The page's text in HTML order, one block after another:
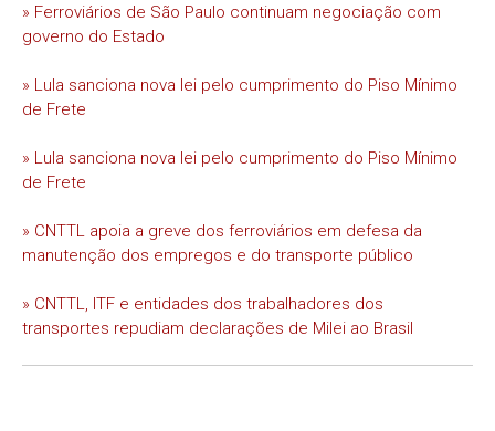
» Ferroviários de São Paulo continuam negociação com
governo do Estado
» Lula sanciona nova lei pelo cumprimento do Piso Mínimo
de Frete
» Lula sanciona nova lei pelo cumprimento do Piso Mínimo
de Frete
» CNTTL apoia a greve dos ferroviários em defesa da
manutenção dos empregos e do transporte público
» CNTTL, ITF e entidades dos trabalhadores dos
transportes repudiam declarações de Milei ao Brasil